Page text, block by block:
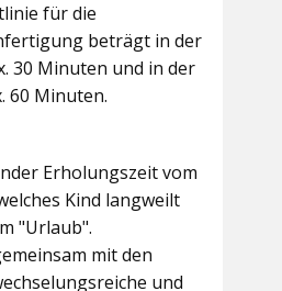
für die
beträgt in der
30 Minuten und in der
60 Minuten.
Erholungszeit vom
Kind langweilt
"Urlaub".
mit den
und